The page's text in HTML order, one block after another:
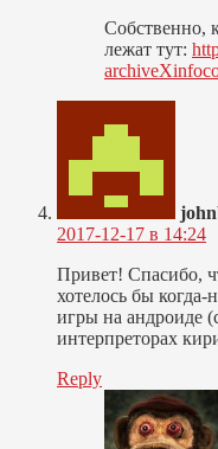
Собственно,
лежат тут:
2017-12-17 в 14:24
Привет! Спасибо,
хотелось бы когда-
игры на андроиде
интерпреторах
Reply